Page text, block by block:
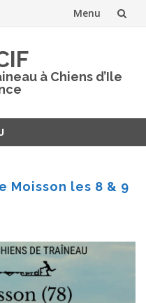
Menu
à Chiens d’Ile
Moisson les 8 & 9